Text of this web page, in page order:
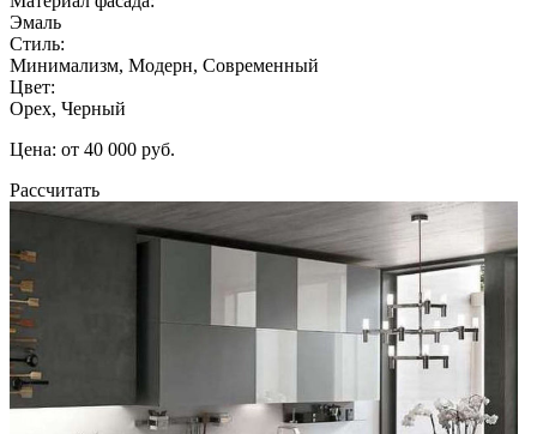
Эмаль
Стиль:
Минимализм, Модерн, Современный
Цвет:
Орех, Черный
Цена: от 40 000 руб.
Рассчитать